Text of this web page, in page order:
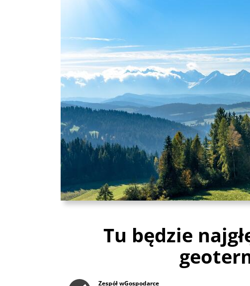
Tu będzie
Zespół wGospodarce